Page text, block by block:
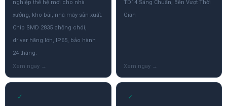
nghiệp thế hệ mới cho nhà
xưởng, kho bãi, nhà máy sản xuất.
Chip SMD 2835 chống chói,
driver hãng lớn, IP65, bảo hành
24 tháng.
TD14 Sáng Chuẩn, Bền Vượt Thời
Gian
✓ ✓